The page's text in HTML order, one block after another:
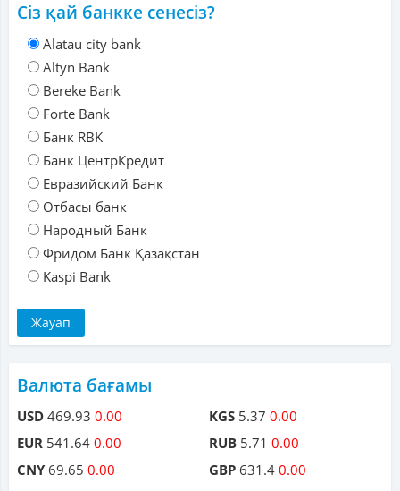
Сіз қай банкке сенесіз?
Alatau city bank
Altyn Bank
Bereke Bank
Forte Bank
Банк RBK
Банк ЦентрКредит
Евразийский Банк
Отбасы банк
Народный Банк
Фридом Банк Қазақстан
Kaspi Bank
Валюта бағамы
USD 469.93 0.00
EUR 541.64 0.00
CNY69.65 0.00
KGS 5.37 0.00
RUB 5.71 0.00
GBP 631.4 0.00